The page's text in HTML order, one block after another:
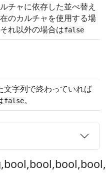
チャに依存した並べ替え
のカルチャを使用する場
れ以外の場合はfalse
文字列で終わっていれば
false。